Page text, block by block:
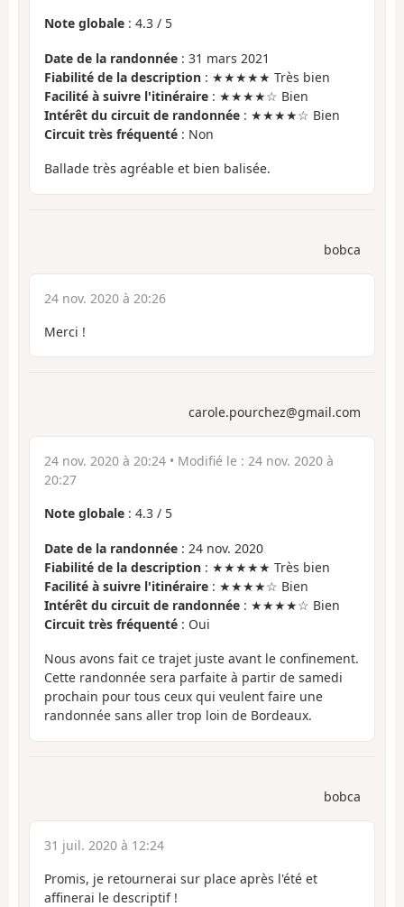
Note globale : 4.3 / 5
Date de la randonnée : 31 mars 2021
Fiabilité de la description : ★★★★★ Très bien
Facilité à suivre l'itinéraire : ★★★★☆ Bien
Intérêt du circuit de randonnée : ★★★★☆ Bien
Circuit très fréquenté : Non
Ballade très agréable et bien balisée.
bobca
24 nov. 2020 à 20:26
Merci !
carole.pourchez@gmail.com
24 nov. 2020 à 20:24 • Modifié le : 24 nov. 2020 à
20:27
Note globale : 4.3 / 5
Date de la randonnée : 24 nov. 2020
Fiabilité de la description : ★★★★★ Très bien
Facilité à suivre l'itinéraire : ★★★★☆ Bien
Intérêt du circuit de randonnée : ★★★★☆ Bien
Circuit très fréquenté : Oui
Nous avons fait ce trajet juste avant le confinement.
Cette randonnée sera parfaite à partir de samedi
prochain pour tous ceux qui veulent faire une
randonnée sans aller trop loin de Bordeaux.
bobca
31 juil. 2020 à 12:24
Promis, je retournerai sur place après l'été et
affinerai le descriptif !